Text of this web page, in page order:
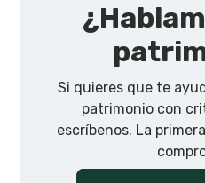
Si quieres que te
patrimonio con
escríbenos. La